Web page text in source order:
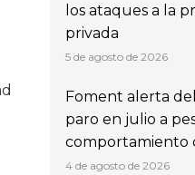
los ataques a la
privada
5 de agosto de 2026
Foment alerta
paro en julio a
comportamiento
4 de agosto de 2026